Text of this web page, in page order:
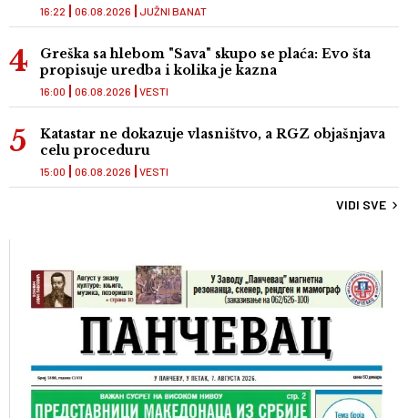
JUŽNI BANAT
16:22 06.08.2026
Greška sa hlebom "Sava" skupo se plaća: Evo šta
propisuje uredba i kolika je kazna
VESTI
16:00 06.08.2026
Katastar ne dokazuje vlasništvo, a RGZ objašnjava
celu proceduru
VESTI
15:00 06.08.2026
VIDI SVE